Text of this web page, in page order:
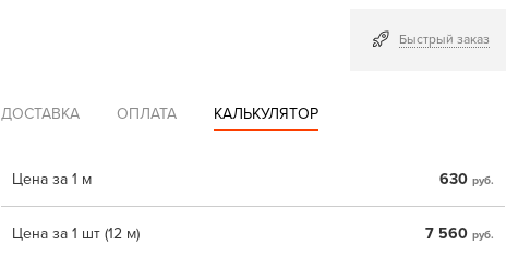
Быстрый заказ
ДОСТАВКА ОПЛАТА КАЛЬКУЛЯТОР
Цена за 1 м 630руб.
Цена за 1 шт (12 м) 7 560руб.